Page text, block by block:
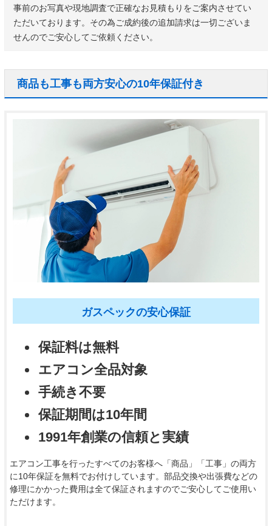
事前のお写真や現地調査で正確なお見積もりをご案内させてい
ただいております。その為ご成約後の追加請求は一切ございま
せんのでご安心してご依頼ください。
商品も工事も両方安心の10年保証付き
ガスペックの安心保証
保証料は無料
エアコン全品対象
手続き不要
保証期間は10年間
1991年創業の信頼と実績
エアコン工事を行ったすべてのお客様へ「商品」「工事」の両方
に10年保証を無料でお付けしています。部品交換や出張費などの
修理にかかった費用は全て保証されますのでご安心してご使用い
ただけます。